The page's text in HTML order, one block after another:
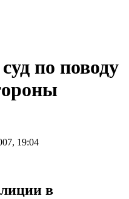
по поводу
19:04
в